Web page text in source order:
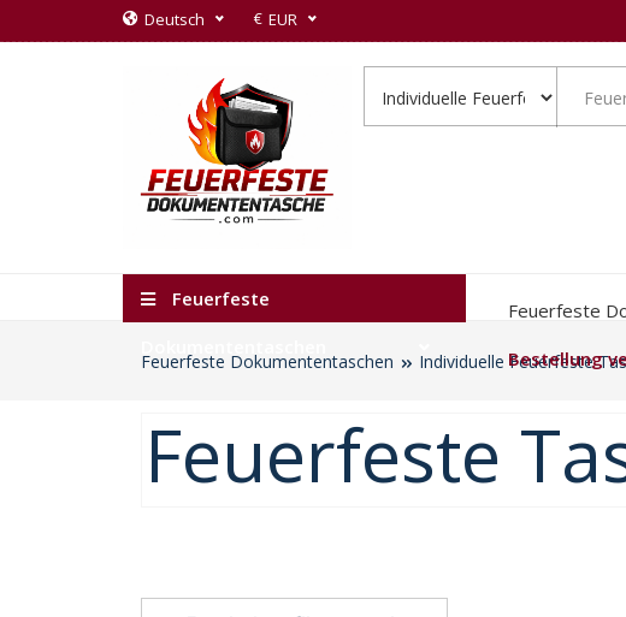
Deutsch € EUR
Feuerfeste
Feuerfeste
Bestellung
Feuerfeste Dokumententaschen Individuelle Feuerfeste
Feuerfeste